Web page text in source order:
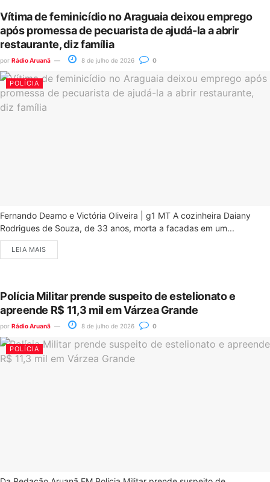
Vítima de feminicídio no Araguaia deixou emprego
após promessa de pecuarista de ajudá-la a abrir
restaurante, diz família
por Rádio Aruanã 8 de julho de 2026 0
POLÍCIA
Fernando Deamo e Victória Oliveira | g1 MT A cozinheira Daiany
Rodrigues de Souza, de 33 anos, morta a facadas em um...
LEIA MAIS
Polícia Militar prende suspeito de estelionato e
apreende R$ 11,3 mil em Várzea Grande
por Rádio Aruanã 8 de julho de 2026 0
POLÍCIA